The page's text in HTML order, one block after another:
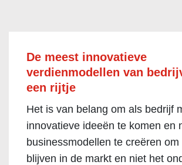
De meest innovatieve
verdienmodellen van
een rijtje
Het is van belang om als bedrijf
innovatieve ideeën te komen en
businessmodellen te creëren om
blijven in de markt en niet het